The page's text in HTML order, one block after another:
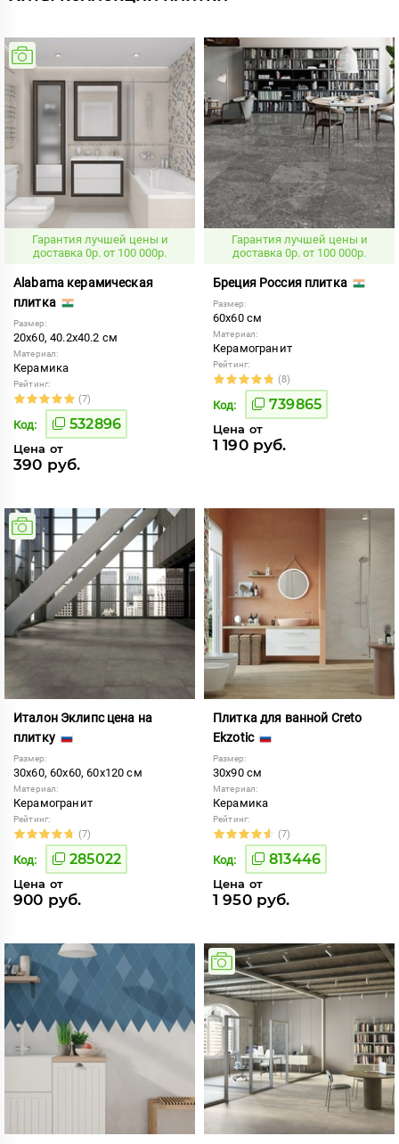
Гарантия лучшей цены и
доставка 0р. от 100 000р.
Alabama керамическая
плитка
Размер:
20x60, 40.2x40.2 см
Материал:
Керамика
Рейтинг:
(7)
Код: 532896
Цена от
390 руб.
Гарантия лучшей цены и
доставка 0р. от 100 000р.
Бреция Россия плитка
Размер:
60x60 см
Материал:
Керамогранит
Рейтинг:
(8)
Код: 739865
Цена от
1 190 руб.
Италон Эклипс цена на
плитку
Размер:
30x60, 60x60, 60x120 см
Материал:
Керамогранит
Рейтинг:
(7)
Код: 285022
Цена от
900 руб.
Плитка для ванной Creto
Ekzotic
Размер:
30x90 см
Материал:
Керамика
Рейтинг:
(7)
Код: 813446
Цена от
1 950 руб.